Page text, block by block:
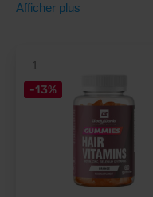
vitamine K2.
Afficher plus
1.
-13%